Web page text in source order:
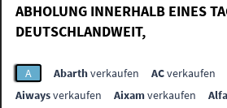
ABHOLUNG INNERHALB EINES
DEUTSCHLANDWEIT,
A Abarthverkaufen ACverkaufen
Aiwaysverkaufen Aixamverkaufen